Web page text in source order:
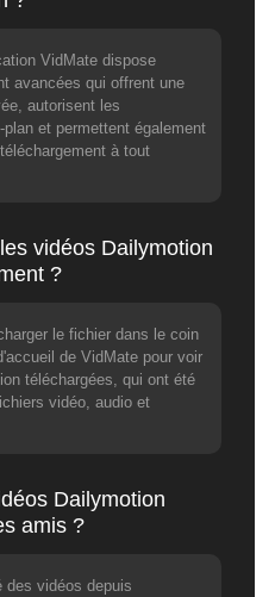
VidMate dispose
avancées qui offrent une
autorisent les
et permettent également
à tout
vidéos Dailymotion
?
le fichier dans le coin
de VidMate pour voir
téléchargées, qui ont été
vidéo, audio et
Dailymotion
amis ?
des vidéos depuis